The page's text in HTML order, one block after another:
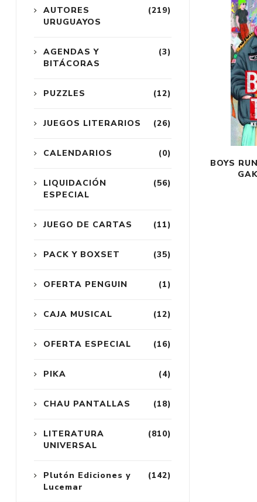
BOYS
(219)
AUTORES
URUGUAYOS
(3)
AGENDAS Y
BITÁCORAS
(12)
PUZZLES
(26)
JUEGOS LITERARIOS
(0)
CALENDARIOS
(56)
LIQUIDACIÓN
ESPECIAL
(11)
JUEGO DE CARTAS
(35)
PACK Y BOXSET
(1)
OFERTA PENGUIN
(12)
CAJA MUSICAL
(16)
OFERTA ESPECIAL
(4)
PIKA
(18)
CHAU PANTALLAS
(810)
LITERATURA
UNIVERSAL
(142)
Plutón Ediciones y
Lucemar